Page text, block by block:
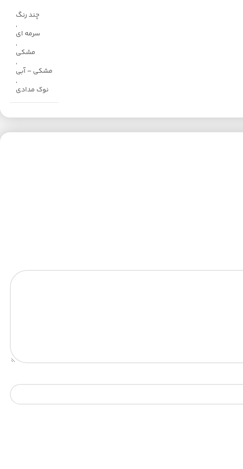
چند رنگ
,
سرمه ای
,
مشکی
,
مشکی – آبی
,
نوک مدادی